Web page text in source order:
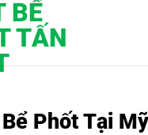
Phốt Tại